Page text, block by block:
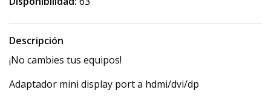
Descripción
¡No cambies tus equipos!
Adaptador mini display port a hdmi/dvi/dp